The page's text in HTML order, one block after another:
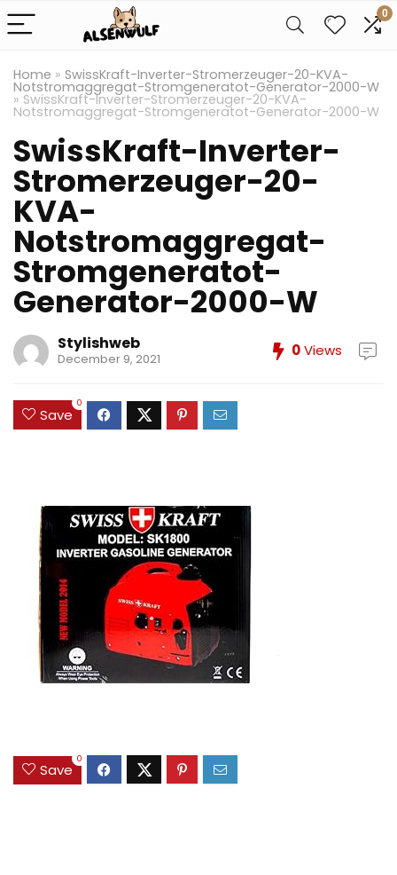
0
Home » SwissKraft-Inverter-Stromerzeuger-20-KVA-
Notstromaggregat-Stromgeneratot-Generator-2000-W
» SwissKraft-Inverter-Stromerzeuger-20-KVA-
Notstromaggregat-Stromgeneratot-Generator-2000-W
SwissKraft-Inverter-
Stromerzeuger-20-
KVA-
Notstromaggregat-
Stromgeneratot-
Generator-2000-W
Stylishweb
December 9, 2021 0Views
Save
0
Save
0